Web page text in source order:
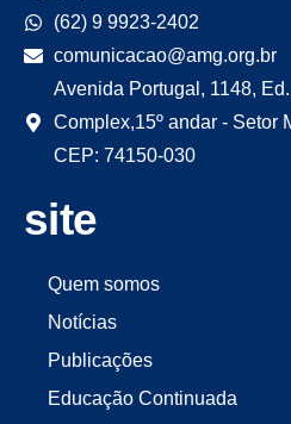
(62) 9 9923-2402
comunicacao@amg.org.br
Avenida Portugal, 1148,
Complex,15º andar - Setor
CEP: 74150-030
site
Quem somos
Notícias
Publicações
Educação Continuada